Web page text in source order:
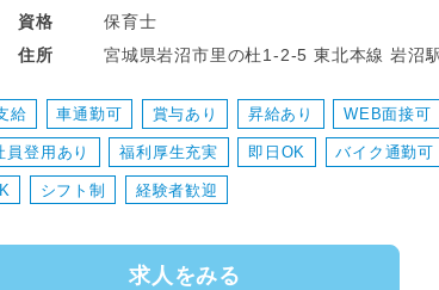
や連絡帳の記録業務など、幅広い保育業
園が多く、子どもたち一人ひとりに丁寧
＜スケジュール例＞
・08:15～登園
・09:00～自発的な活動(室内遊び/お散歩)
・12:30～午睡(事務作業/ブレスチェック/
・15:00～自発的な活動(室内遊び/お散歩)
資格
保育士
住所
宮城県岩沼市里の杜1-2-
給 車通勤可 賞与あり 昇給あり WEB面接可
員登用あり 福利厚生充実 即日OK バイク通勤可
シフト制 経験者歓迎
求人をみる